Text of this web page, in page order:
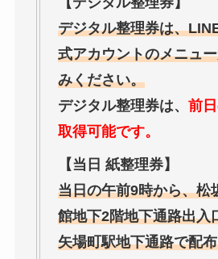
デジタル整理券は、
式アカウントのメニュ
みください。
デジタル整理券は、 前
取得可能です。
【当日 紙整理券】
当日の午前9時から、松
館地下2階地下通路出入
矢場町駅地下通路で配